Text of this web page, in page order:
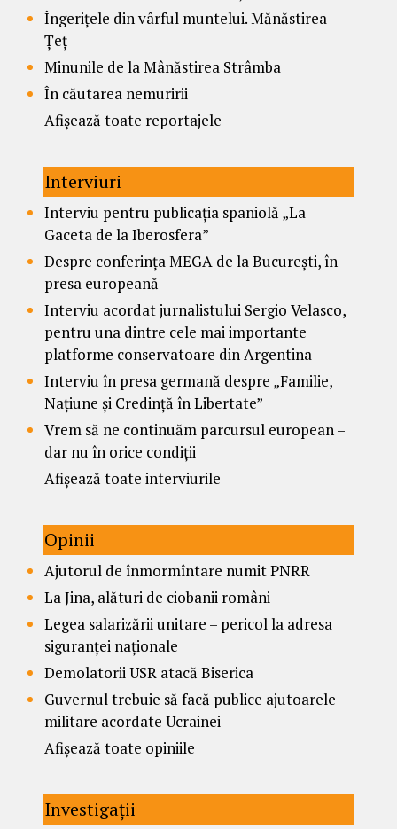
Îngerițele din vârful muntelui. Mănăstirea
Țeț
Minunile de la Mânăstirea Strâmba
În căutarea nemuririi
Afișează toate reportajele
Interviuri
Interviu pentru publicația spaniolă „La
Gaceta de la Iberosfera”
Despre conferința MEGA de la București, în
presa europeană
Interviu acordat jurnalistului Sergio Velasco,
pentru una dintre cele mai importante
platforme conservatoare din Argentina
Interviu în presa germană despre „Familie,
Națiune și Credință în Libertate”
Vrem să ne continuăm parcursul european –
dar nu în orice condiții
Afișează toate interviurile
Opinii
Ajutorul de înmormîntare numit PNRR
La Jina, alături de ciobanii români
Legea salarizării unitare – pericol la adresa
siguranței naționale
Demolatorii USR atacă Biserica
Guvernul trebuie să facă publice ajutoarele
militare acordate Ucrainei
Afișează toate opiniile
Investigații